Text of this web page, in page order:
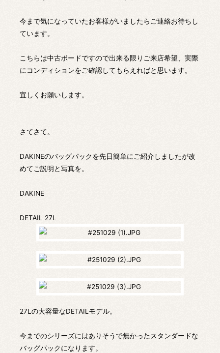
今まで気になっていたお客様がいましたらご連絡お待ちし
ています。
こちらは中古ボードですので出来る限りご来店希望、実際
にコンディションをご確認してもらえればと思います。
宜しくお願いします。
さてさて。
DAKINEのバッグパックを先日簡単にご紹介しましたが改
めてご説明と写真を。
DAKINE
DETAIL 27L
27Lの大容量なDETAILモデル。
今までのシリーズにはありそうで無かったスタンダードな
バッグパックになります。